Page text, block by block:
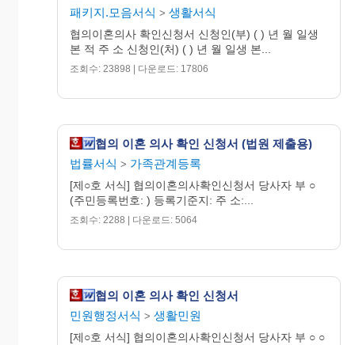
패키지.모음서식 > 생활서식
협의이혼의사 확인신청서 신청인(부) ( ) 년 월 일생
본 적 주 소 신청인(처) ( ) 년 월 일생 본...
조회수: 23898 | 다운로드: 17806
협의 이혼 의사 확인 신청서 (법원 제출용)
법률서식 > 가족관계등록
[제○호 서식] 협의이혼의사확인신청서 당사자 부 ○
(주민등록번호: ) 등록기준지: 주 소:...
조회수: 2288 | 다운로드: 5064
협의 이혼 의사 확인 신청서
민원행정서식 > 생활민원
[제○호 서식] 협의이혼의사확인신청서 당사자 부 ○ ○